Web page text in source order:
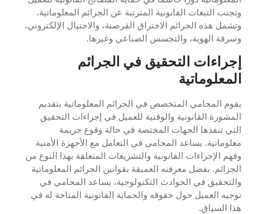
وتجنب التبعات القانونية المترتبة عن الجرائم المعلوماتية.
وتشمل هذه الجرائم الاختراق القرصنة، والاحتيال الإلكتروني،
وسرقة الهوية، والتجسس الصناعي وغيرها.
إجراءات التحقيق في الجرائم
المعلوماتية
يقوم المحامي المتخصص في الجرائم المعلوماتية بتقديم
المشورة القانونية والوقتية للعميل في إجراءات التحقيق
التي تنفذها الجهات المختصة في حالة وقوع جريمة
معلوماتية. يساعد المحامي في التعامل مع الأجهزة الأمنية
وفهم الإجراءات القانونية والتشريعات المتعلقة بهذا النوع من
الجرائم. بفضل معرفته العميقة بقوانين الجرائم المعلوماتية
والتحقيق في الحوادث التكنولوجية، يساعد المحامي في
توجيه العميل حول حقوقه والحماية القانونية المتاحة له في
هذا السياق.